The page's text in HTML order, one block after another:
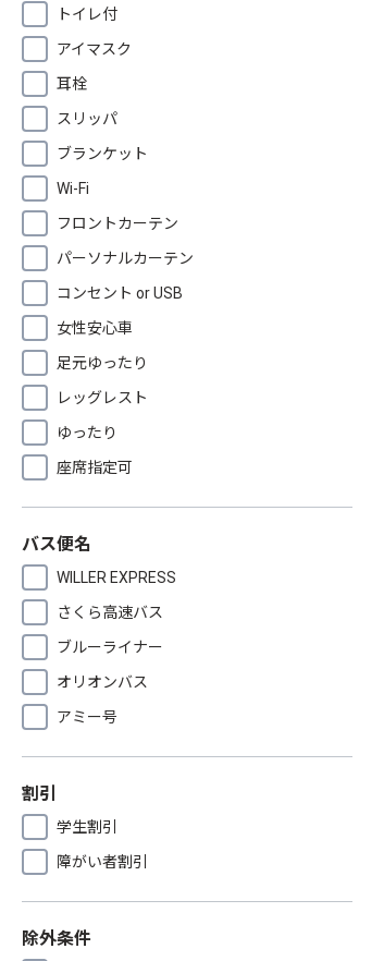
トイレ付
アイマスク
耳栓
スリッパ
ブランケット
Wi-Fi
フロントカーテン
パーソナルカーテン
コンセント or USB
女性安心車
足元ゆったり
レッグレスト
ゆったり
座席指定可
バス便名
WILLER EXPRESS
さくら高速バス
ブルーライナー
オリオンバス
アミー号
割引
学生割引
障がい者割引
除外条件